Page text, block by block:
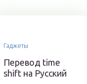
Гаджеты
Перевод time
shift на Русский